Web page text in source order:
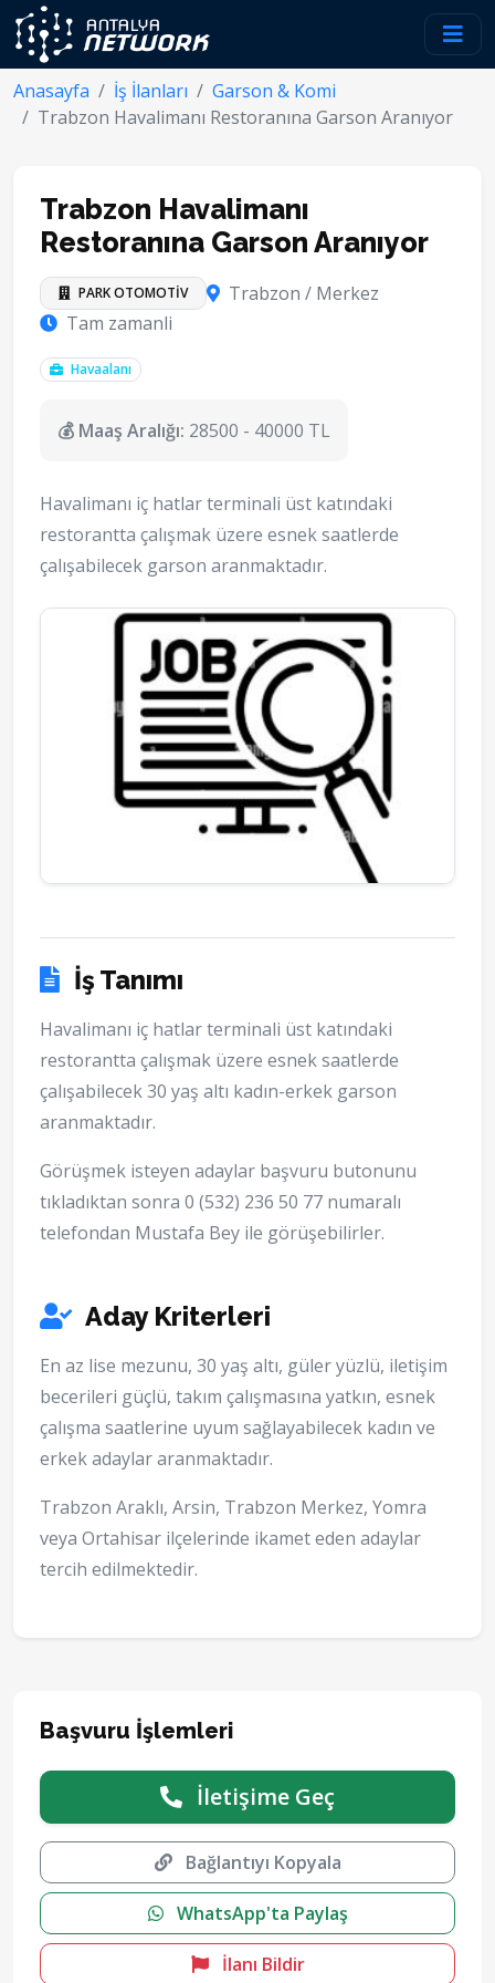
Anasayfa İş İlanları
Garson & Komi
Trabzon Havalimanı Restoranına Garson Aranıyor
Trabzon Havalimanı
Restoranına Garson Aranıyor
PARK OTOMOTİV
Trabzon / Merkez
Tam zamanli
Havaalanı
💰 Maaş Aralığı: 28500 - 40000 TL
Havalimanı iç hatlar terminali üst katındaki
restorantta çalışmak üzere esnek saatlerde
çalışabilecek garson aranmaktadır.
İş Tanımı
Havalimanı iç hatlar terminali üst katındaki
restorantta çalışmak üzere esnek saatlerde
çalışabilecek 30 yaş altı kadın-erkek garson
aranmaktadır.
Görüşmek isteyen adaylar başvuru butonunu
tıkladıktan sonra 0 (532) 236 50 77 numaralı
telefondan Mustafa Bey ile görüşebilirler.
Aday Kriterleri
En az lise mezunu, 30 yaş altı, güler yüzlü, iletişim
becerileri güçlü, takım çalışmasına yatkın, esnek
çalışma saatlerine uyum sağlayabilecek kadın ve
erkek adaylar aranmaktadır.
Trabzon Araklı, Arsin, Trabzon Merkez, Yomra
veya Ortahisar ilçelerinde ikamet eden adaylar
tercih edilmektedir.
Başvuru İşlemleri
İletişime Geç
Bağlantıyı Kopyala
WhatsApp'ta Paylaş
İlanı Bildir